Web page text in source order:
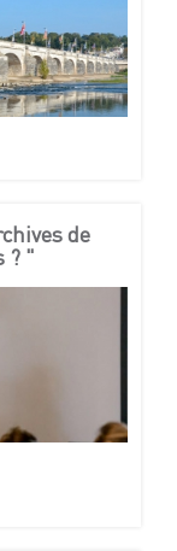
de
? "